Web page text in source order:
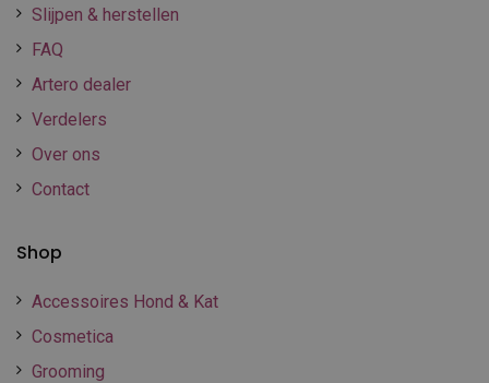
Slijpen & herstellen
FAQ
Artero dealer
Verdelers
Over ons
Contact
Shop
Accessoires Hond & Kat
Cosmetica
Grooming